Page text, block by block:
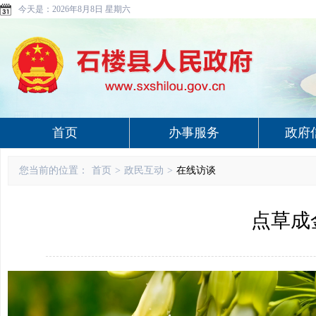
今天是： 2026年8月8日 星期六
首页 办事服务 政府
您当前的位置： 首页 > 政民互动 > 在线访谈
点草成